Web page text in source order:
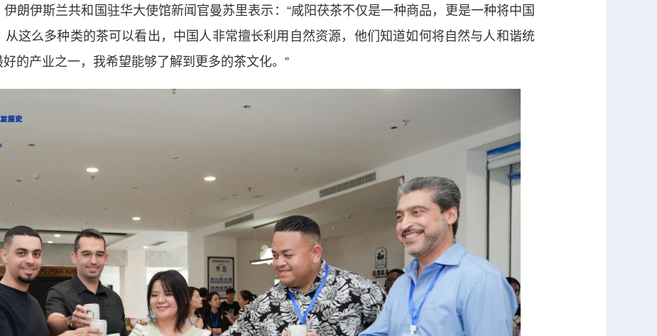
朗伊斯兰共和国驻华大使馆新闻官曼苏里表示：“咸阳茯茶不仅是一种商品，更是一种将中国
这么多种类的茶可以看出，中国人非常擅长利用自然资源，他们知道如何将自然与人和谐统
的产业之一，我希望能够了解到更多的茶文化。”